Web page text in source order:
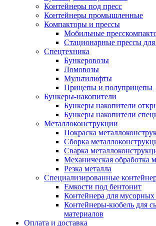
Контейнеры под пресс
Контейнеры промышленные
Компакторы и прессы
Мобильные
Стационарные прессы для
Спецтехника
Бункеровозы
Ломовозы
Мультилифты
Прицепы и полуприцепы
Бункеры-накопители
Бункеры накопители
Бункеры накопители
Металлоконструкции
Покраска
Сборка
Сварка
Механическая обработка
Резка металла
Специализированные
Емкости под бентонит
Контейнера для мусорных
Контейнеры-кюбель для
материалов
Оплата и доставка